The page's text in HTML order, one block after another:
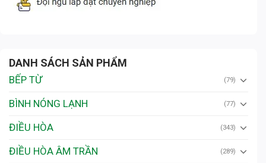
DANH SÁCH SẢN PHẨM
BẾP TỪ (79)
BÌNH NÓNG LẠNH (77)
ĐIỀU HÒA (343)
ĐIỀU HÒA ÂM TRẦN (289)